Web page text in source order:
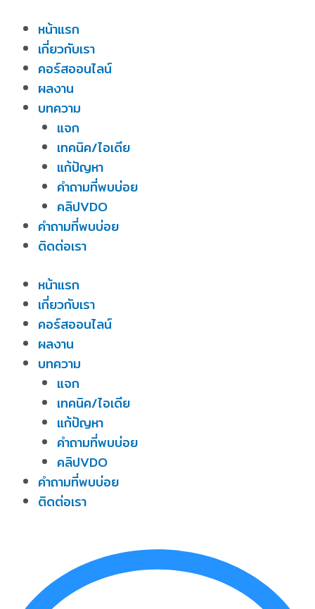
content
หน้าแรก
เกี่ยวกับเรา
คอร์สออนไลน์
ผลงาน
บทความ
แจก
เทคนิค/ไอเดีย
แก้ปัญหา
คำถามที่พบบ่อย
คลิปVDO
คำถามที่พบบ่อย
ติดต่อเรา
หน้าแรก
เกี่ยวกับเรา
คอร์สออนไลน์
ผลงาน
บทความ
แจก
เทคนิค/ไอเดีย
แก้ปัญหา
คำถามที่พบบ่อย
คลิปVDO
คำถามที่พบบ่อย
ติดต่อเรา